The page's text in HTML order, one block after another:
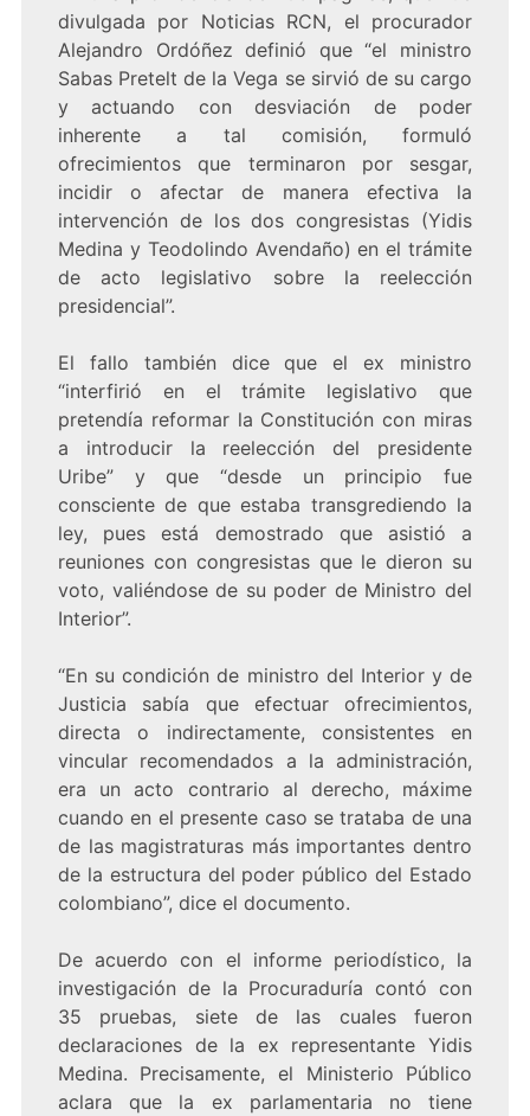
divulgada por Noticias RCN, el procurador
Alejandro Ordóñez definió que “el ministro
Sabas Pretelt de la Vega se sirvió de su cargo
y actuando con desviación de poder
inherente a tal comisión, formuló
ofrecimientos que terminaron por sesgar,
incidir o afectar de manera efectiva la
intervención de los dos congresistas (Yidis
Medina y Teodolindo Avendaño) en el trámite
de acto legislativo sobre la reelección
presidencial”.
El fallo también dice que el ex ministro
“interfirió en el trámite legislativo que
pretendía reformar la Constitución con miras
a introducir la reelección del presidente
Uribe” y que “desde un principio fue
consciente de que estaba transgrediendo la
ley, pues está demostrado que asistió a
reuniones con congresistas que le dieron su
voto, valiéndose de su poder de Ministro del
Interior”.
“En su condición de ministro del Interior y de
Justicia sabía que efectuar ofrecimientos,
directa o indirectamente, consistentes en
vincular recomendados a la administración,
era un acto contrario al derecho, máxime
cuando en el presente caso se trataba de una
de las magistraturas más importantes dentro
de la estructura del poder público del Estado
colombiano”, dice el documento.
De acuerdo con el informe periodístico, la
investigación de la Procuraduría contó con
35 pruebas, siete de las cuales fueron
declaraciones de la ex representante Yidis
Medina. Precisamente, el Ministerio Público
aclara que la ex parlamentaria no tiene